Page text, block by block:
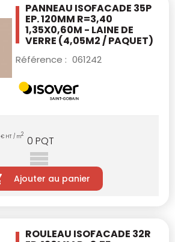
PANNEAU ISOFACADE 35P
EP. 120MM R=3,40
1,35X0,60M - LAINE DE
VERRE (4,05M2 / PAQUET)
Référence : 061242
€ HT / m2 0 PQT
Ajouter au panier
ROULEAU ISOFACADE 32R